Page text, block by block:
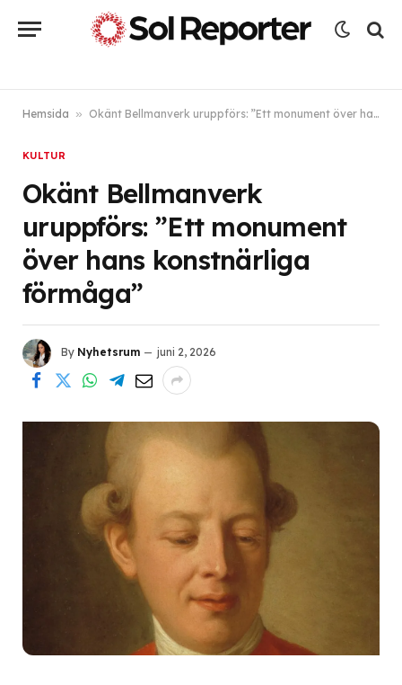
Hemsida » Okänt Bellmanverk uruppförs: ”Ett monument över hans konstnärliga förmåga”
KULTUR
Okänt Bellmanverk
uruppförs: ”Ett monument
över hans konstnärliga
förmåga”
By Nyhetsrum juni 2, 2026